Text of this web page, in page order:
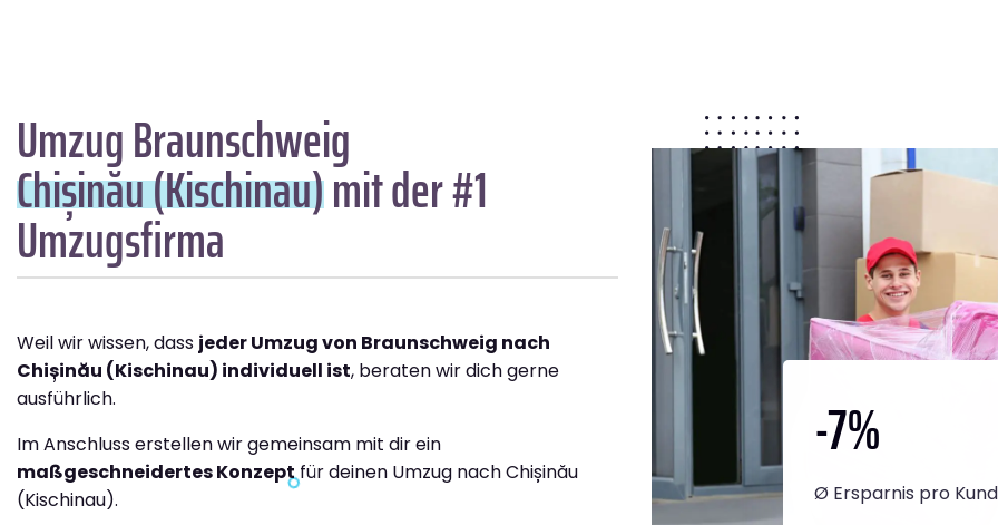
Umzug Braunschweig
Chișinău (Kischinau)mit der #1
Umzugsfirma
Weil wir wissen, dass jeder Umzug von Braunschweig nach
Chișinău (Kischinau) individuell ist, beraten wir dich gerne
ausführlich.
Im Anschluss erstellen wir gemeinsam mit dir ein
maßgeschneidertes Konzeptfür deinen Umzug nach Chișinău
(Kischinau).
-7%
Ø Ersparnis pro